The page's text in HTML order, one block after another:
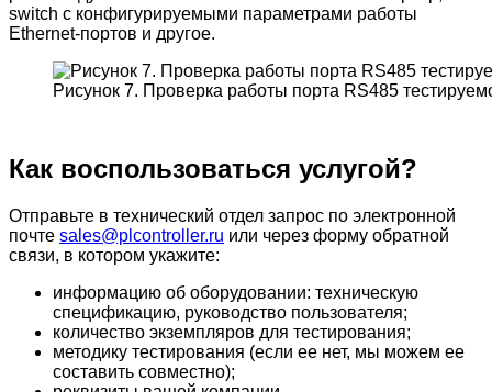
switch с конфигурируемыми параметрами работы
Ethernet-портов и другое.
Рисунок 7. Проверка работы порта RS485
Как воспользоваться услугой?
Отправьте в технический отдел запрос по электронной
почте sales@plcontroller.ru или через форму обратной
связи, в котором укажите:
информацию об оборудовании: техническую
спецификацию, руководство пользователя;
количество экземпляров для тестирования;
методику тестирования (если ее нет, мы можем ее
составить совместно);